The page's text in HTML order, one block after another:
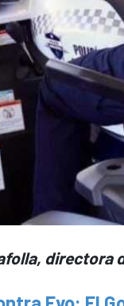
directora